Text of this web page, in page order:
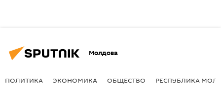
Молдова
ПОЛИТИКА ЭКОНОМИКА ОБЩЕСТВО РЕСПУБЛИКА